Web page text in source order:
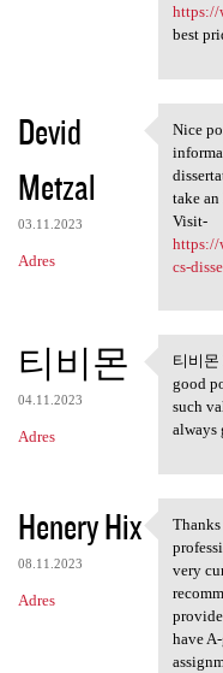
https://
best
Devid
Metzal
03.11.2023
Adres
Nice
Nice
take
Visit-
https://
cs-
티비몬
04.11.2023
Adres
티비
티비몬
good
such
always
Henery Hix
08.11.2023
Adres
very
have